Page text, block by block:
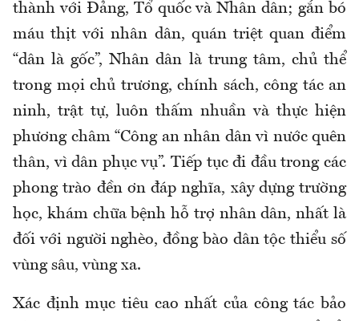
thành với Đảng, Tổ quốc và Nhân dân; gắn bó
máu thịt với nhân dân, quán triệt quan điểm
“dân là gốc”, Nhân dân là trung tâm, chủ thể
trong mọi chủ trương, chính sách, công tác an
ninh, trật tự, luôn thấm nhuần và thực hiện
phương châm “Công an nhân dân vì nước quên
thân, vì dân phục vụ”. Tiếp tục đi đầu trong các
phong trào đền ơn đáp nghĩa, xây dựng trường
học, khám chữa bệnh hỗ trợ nhân dân, nhất là
đối với người nghèo, đồng bào dân tộc thiểu số
vùng sâu, vùng xa.
Xác định mục tiêu cao nhất của công tác bảo